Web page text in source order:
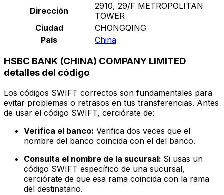
Dirección
2910, 29/F METROPOLITAN
TOWER
Ciudad
CHONGQING
País
China
HSBC BANK (CHINA) COMPANY LIMITED
detalles del código
Los códigos SWIFT correctos son fundamentales para
evitar problemas o retrasos en tus transferencias. Antes
de usar el código SWIFT, cerciórate de:
Verifica el banco: Verifica dos veces que el
nombre del banco coincida con el del banco.
Consulta el nombre de la sucursal: Si usas un
código SWIFT específico de una sucursal,
cerciórate de que esa rama coincida con la rama
del destinatario.